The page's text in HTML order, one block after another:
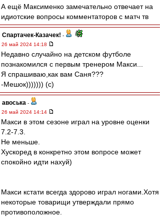
А ещё Максименко замечательно отвечает на
идиотские вопросы комментаторов с матч тв
Спартачек-Казачек! -
26 май 2024 14:18
Недавно случайно на детском футболе
познакомился с первым тренером Макси...
Я спрашиваю,как вам Саня???
-Мешок))))))) (с)
авоська -
26 май 2024 14:14
Макси в этом сезоне играл на уровне оценки
7.2-7.3.
Не меньше.
Хускоред в конкретно этом вопросе может
спокойно идти нахуй)
Макси кстати всегда здорово играл ногами.Хотя
некоторые товарищи утверждали прямо
противоположное.